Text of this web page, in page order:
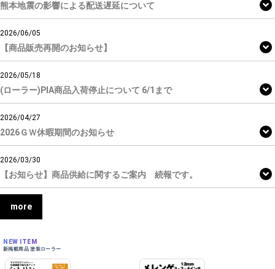
熊本地震の影響による配送遅延について
2026/06/05
【商品販売再開のお知らせ】
2026/05/18
(ローラー)PIA商品入荷停止について 6/1まで
2026/04/27
2026ＧＷ休暇期間のお知らせ
2026/03/30
【お知らせ】商品供給に関するご案内 続報です。
more
NEW ITEM
新掲載商品 塗装ローラー